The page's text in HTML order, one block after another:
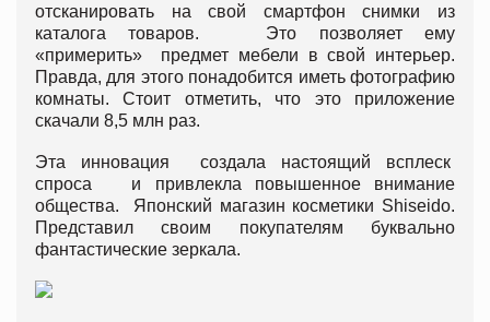
отсканировать на свой смартфон снимки из
каталога товаров. Это позволяет ему
«примерить» предмет мебели в свой интерьер.
Правда, для этого понадобится иметь фотографию
комнаты. Стоит отметить, что это приложение
скачали 8,5 млн раз.
Эта инновация создала настоящий всплеск
спроса и привлекла повышенное внимание
общества. Японский магазин косметики Shiseido.
Представил своим покупателям буквально
фантастические зеркала.